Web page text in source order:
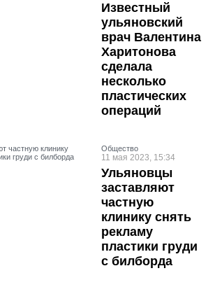
Известный
ульяновский
врач Валентина
Харитонова
сделала
несколько
пластических
операций
Общество
11 мая 2023, 15:34
Ульяновцы
заставляют
частную
клинику снять
рекламу
пластики груди
с билборда